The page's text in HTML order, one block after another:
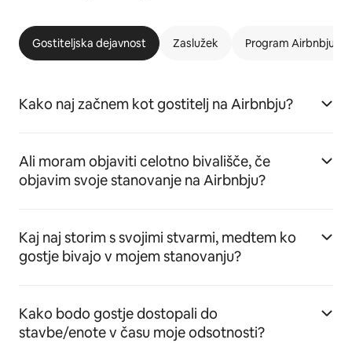
Gostiteljska dejavnost Zaslužek Program Airbnbju
Kako naj začnem kot gostitelj na Airbnbju?
Ali moram objaviti celotno bivališče, če
objavim svoje stanovanje na Airbnbju?
Kaj naj storim s svojimi stvarmi, medtem ko
gostje bivajo v mojem stanovanju?
Kako bodo gostje dostopali do
stavbe/enote v času moje odsotnosti?